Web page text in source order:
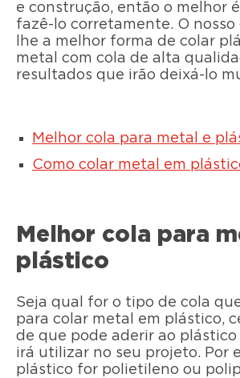
e construção, então o melhor
fazê-lo corretamente. O
lhe a melhor forma de colar
metal com cola de alta
resultados que irão deixá-lo
Melhor cola para metal e
Como colar metal em
Melhor cola para
plástico
Seja qual for o tipo de cola
para colar metal em plástico,
de que pode aderir ao
irá utilizar no seu projeto. Por
plástico for polietileno ou